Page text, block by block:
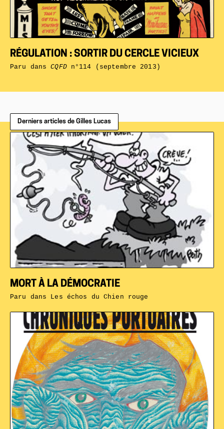
RÉGULATION : SORTIR DU CERCLE VICIEUX
Paru dansCQFDn°114 (septembre 2013)
Derniers articles de Gilles Lucas
MORT À LA DÉMOCRATIE
Paru dans Les échos du Chien rouge